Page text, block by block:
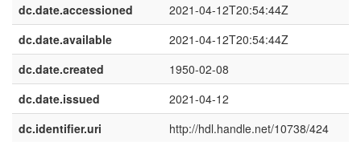
dc.date.accessioned
2021-04-12T20:54:44Z
dc.date.available
2021-04-12T20:54:44Z
dc.date.created
1950-02-08
dc.date.issued
2021-04-12
dc.identifier.uri
http://hdl.handle.net/10738/424